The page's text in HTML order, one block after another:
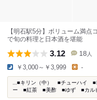
【明石駅5分】ボリューム満
で旬の料理と日本酒を堪能
3.12 18 人
￥3,000～￥3,999 -
...■キリン（中） ■チューハイ
ー ■紅茶 ■美酢 ■ゆず ■カル